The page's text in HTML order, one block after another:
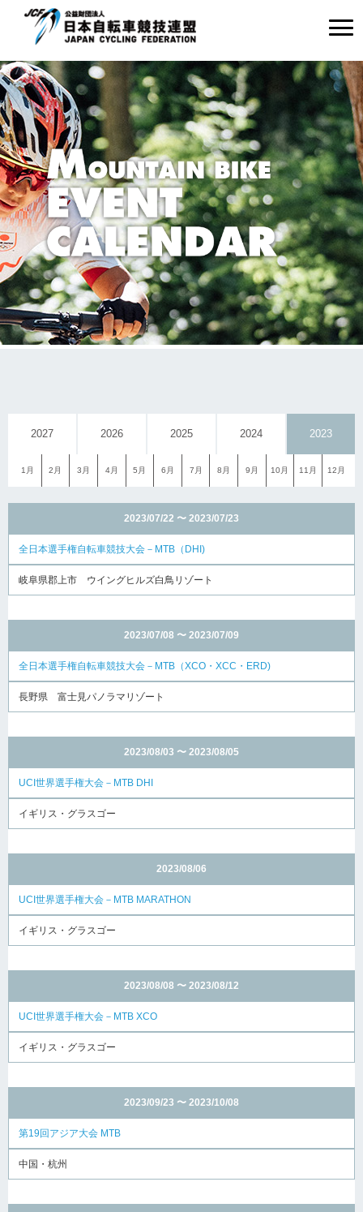
2027 2026 2025 2024 2023
1月 2月 3月 4月 5月 6月 7月 8月 9月 10月 11月 12月
2023/07/22 〜 2023/07/23
全日本選手権自転車競技大会－MTB（DHI)
岐阜県郡上市 ウイングヒルズ白鳥リゾート
2023/07/08 〜 2023/07/09
全日本選手権自転車競技大会－MTB（XCO・XCC・ERD)
長野県 富士見パノラマリゾート
2023/08/03 〜 2023/08/05
UCI世界選手権大会－MTB DHI
イギリス・グラスゴー
2023/08/06
UCI世界選手権大会－MTB MARATHON
イギリス・グラスゴー
2023/08/08 〜 2023/08/12
UCI世界選手権大会－MTB XCO
イギリス・グラスゴー
2023/09/23 〜 2023/10/08
第19回アジア大会 MTB
中国・杭州